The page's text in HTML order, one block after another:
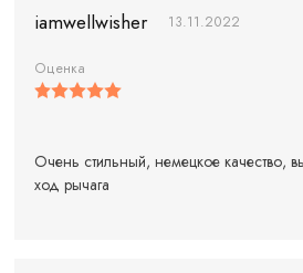
iamwellwisher 13.11.2022
Оценка
Очень стильный, немецкое качество,
ход рычага